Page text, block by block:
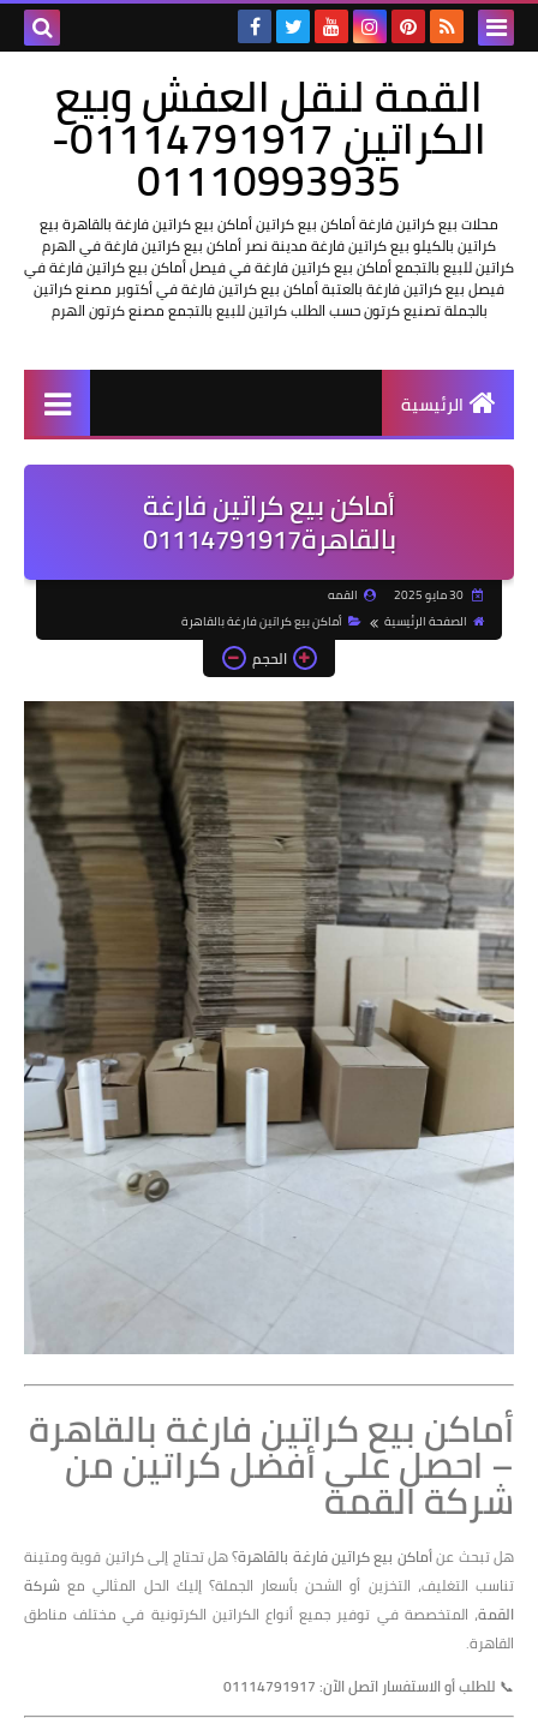
القمة لنقل العفش وبيع
الكراتين 01114791917-
01110993935
محلات بيع كراتين فارغة أماكن بيع كراتين أماكن بيع كراتين فارغة بالقاهرة بيع
كراتين بالكيلو بيع كراتين فارغة مدينة نصر أماكن بيع كراتين فارغة في الهرم
كراتين للبيع بالتجمع أماكن بيع كراتين فارغة في فيصل أماكن بيع كراتين فارغة في
فيصل بيع كراتين فارغة بالعتبة أماكن بيع كراتين فارغة في أكتوبر مصنع كراتين
بالجملة تصنيع كرتون حسب الطلب كراتين للبيع بالتجمع مصنع كرتون الهرم
الرئيسية
أماكن بيع كراتين فارغة
بالقاهرة01114791917
30 مايو 2025
القمه
الصفحة الرئيسية
أماكن بيع كراتين فارغة بالقاهرة
الحجم
أماكن بيع كراتين فارغة بالقاهرة
– احصل على أفضل كراتين من
شركة القمة
هل تبحث عنأماكن بيع كراتين فارغة بالقاهرة؟ هل تحتاج إلى كراتين قوية ومتينة
تناسب التغليف، التخزين أو الشحن بأسعار الجملة؟ إليك الحل المثالي مع شركة
القمة، المتخصصة في توفير جميع أنواع الكراتين الكرتونية في مختلف مناطق
القاهرة.
📞 للطلب أو الاستفسار اتصل الآن: 01114791917